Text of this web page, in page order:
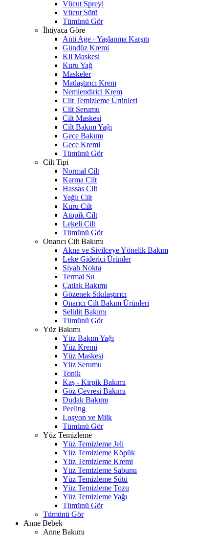
Vücut Spreyi
Vücut Sütü
Tümünü Gör
İhtiyaca Göre
Anti Age - Yaşlanma Karşıtı
Gündüz Kremi
Kil Maskesi
Kuru Yağ
Maskeler
Matlaştırıcı Krem
Nemlendirici Krem
Cilt Temizleme Ürünleri
Cilt Serumu
Cilt Maskesi
Cilt Bakım Yağı
Gece Bakımı
Gece Kremi
Tümünü Gör
Cilt Tipi
Normal Cilt
Karma Cilt
Hassas Cilt
Yağlı Cilt
Kuru Cilt
Atopik Cilt
Lekeli Cilt
Tümünü Gör
Onarıcı Cilt Bakımı
Akne ve Sivilceye Yönelik Bakım
Leke Giderici Ürünler
Siyah Nokta
Termal Su
Çatlak Bakımı
Gözenek Sıkılaştırıcı
Onarıcı Cilt Bakım Ürünleri
Selülit Bakımı
Tümünü Gör
Yüz Bakımı
Yüz Bakım Yağı
Yüz Kremi
Yüz Maskesi
Yüz Serumu
Tonik
Kaş - Kirpik Bakımı
Göz Çevresi Bakımı
Dudak Bakımı
Peeling
Losyon ve Milk
Tümünü Gör
Yüz Temizleme
Yüz Temizleme Jeli
Yüz Temizleme Köpük
Yüz Temizleme Kremi
Yüz Temizleme Sabunu
Yüz Temizleme Sütü
Yüz Temizleme Tozu
Yüz Temizleme Yağı
Tümünü Gör
Tümünü Gör
Anne Bebek
Anne Bakımı